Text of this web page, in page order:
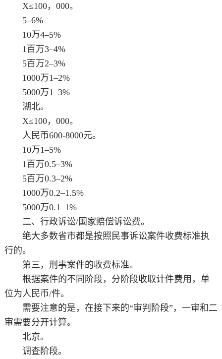
X≤100，000。
5–6%
10万4–5%
1百万3–4%
5百万2–3%
1000万1–2%
5000万1–3%
湖北。
X≤100，000。
人民币600-8000元。
10万1–5%
1百万0.5–3%
5百万0.3–2%
1000万0.2–1.5%
5000万0.1–1%
二、行政诉讼/国家赔偿诉讼费。
绝大多数省市都是按照民事诉讼案件收费标准执
行的。
第三，刑事案件的收费标准。
根据案件的不同阶段，分阶段收取计件费用，单
位为人民币/件。
需要注意的是，在接下来的“审判阶段”，一审和二
审需要分开计算。
北京。
调查阶段。